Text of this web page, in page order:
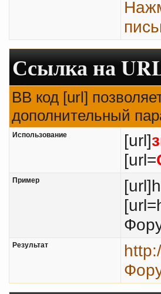
Ссылка на
BB код [url]
дополнительный
Использование [url]
[url=
Пример
Результат